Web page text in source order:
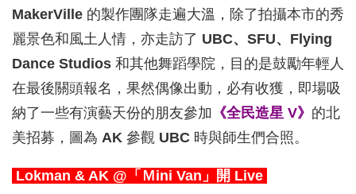
MakerVille 的製作團隊走遍大溫，除了拍攝本市的秀
麗景色和風土人情，亦走訪了 UBC、SFU、Flying
Dance Studios 和其他舞蹈學院，目的是鼓勵年輕人
在最後關頭報名，果然偶像出動，必有收獲，即場吸
納了一些有演藝天份的朋友參加 《全民造星 V》 的北
美招募，圖為 AK 參觀 UBC 時與師生們合照。
Lokman & AK @「Ｍini Van」開 Live